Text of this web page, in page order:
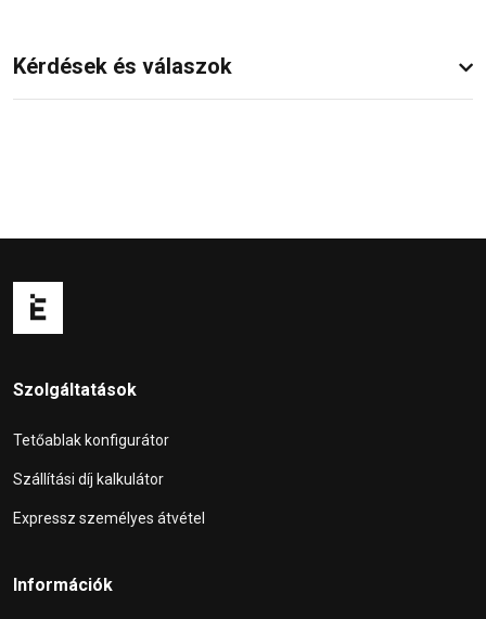
Kérdések és válaszok
Szolgáltatások
Tetőablak konfigurátor
Szállítási díj kalkulátor
Expressz személyes átvétel
Információk